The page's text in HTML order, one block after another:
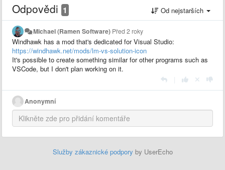
Odpovědi 1 Od nejstarších
Michael (Ramen Software) Před 2 roky
Windhawk has a mod that's dedicated for Visual Studio:
https://windhawk.net/mods/lm-vs-solution-icon
It's possible to create something similar for other programs such as
VSCode, but I don't plan working on it.
Anonymní
Služby zákaznické podpory by UserEcho